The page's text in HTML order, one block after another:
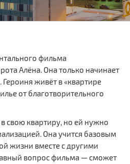
и поддержка
Поиск
слабовидящих
социального развития
Вход
фильма
Алёна. Она только начинает
живёт в «квартире
от благотворительного
свою квартиру, но ей нужно
Она учится базовым
жизни вместе с другими
вопрос фильма — сможет